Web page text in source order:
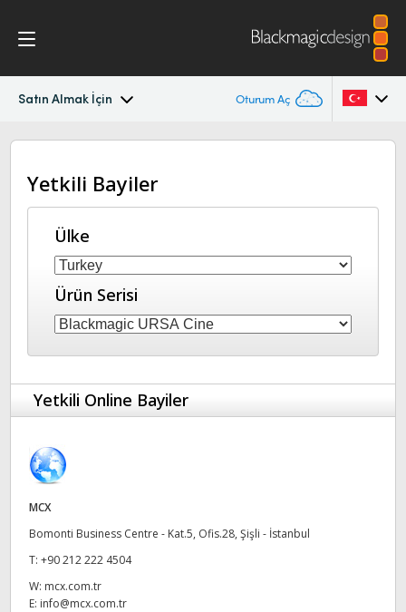
Satın Almak İçin Oturum Aç
Blackmagic URSA Cine Immersive
Galeri Australia
Austria
Brazil
Canada
Denmark
Hong Kong SAR, China
India
Yetkili Bayiler
Ülke
Ürün Serisi
Yetkili Online Bayiler
MCX
Bomonti Business Centre - Kat.5, Ofis.28, Şişli - İstanbul
T: +90 212 222 4504
W: mcx.com.tr
E: info@mcx.com.tr